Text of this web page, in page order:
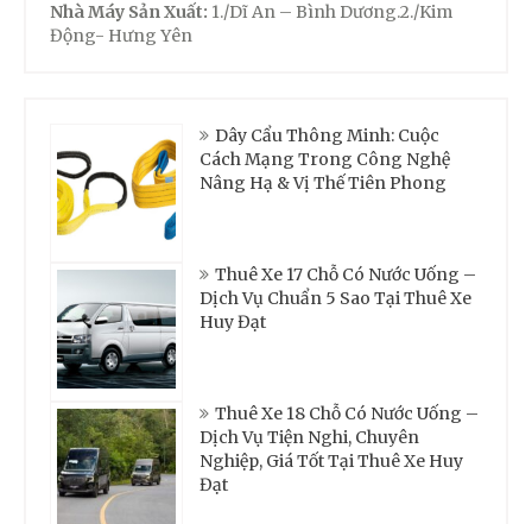
Nhà Máy Sản Xuất: 1./Dĩ An – Bình Dương.2./Kim
Động- Hưng Yên
Dây Cẩu Thông Minh: Cuộc
Cách Mạng Trong Công Nghệ
Nâng Hạ & Vị Thế Tiên Phong
Thuê Xe 17 Chỗ Có Nước Uống –
Dịch Vụ Chuẩn 5 Sao Tại Thuê Xe
Huy Đạt
Thuê Xe 18 Chỗ Có Nước Uống –
Dịch Vụ Tiện Nghi, Chuyên
Nghiệp, Giá Tốt Tại Thuê Xe Huy
Đạt